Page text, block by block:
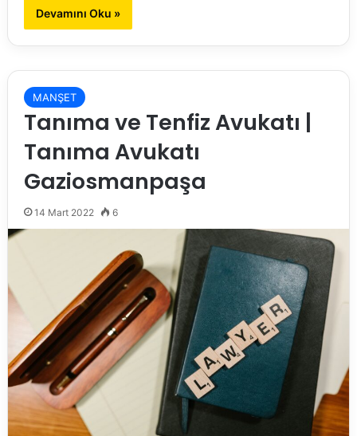
Devamını Oku »
MANŞET
Tanıma ve Tenfiz Avukatı |
Tanıma Avukatı
Gaziosmanpaşa
14 Mart 2022 6